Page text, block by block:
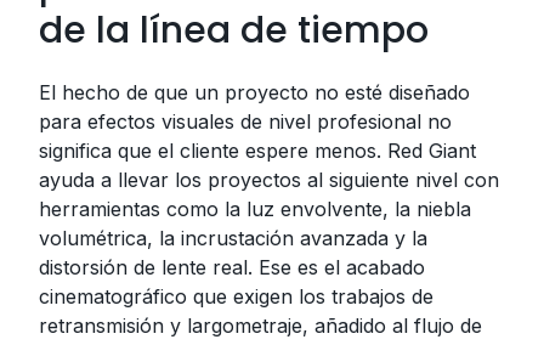
de la línea de tiempo
El hecho de que un proyecto no esté diseñado
para efectos visuales de nivel profesional no
significa que el cliente espere menos. Red Giant
ayuda a llevar los proyectos al siguiente nivel con
herramientas como la luz envolvente, la niebla
volumétrica, la incrustación avanzada y la
distorsión de lente real. Ese es el acabado
cinematográfico que exigen los trabajos de
retransmisión y largometraje, añadido al flujo de